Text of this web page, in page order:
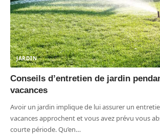
JARDIN
Conseils d’entretien de jardin
vacances
Avoir un jardin implique de lui assurer un
vacances approchent et vous avez prévu vous
courte période. Qu’en…